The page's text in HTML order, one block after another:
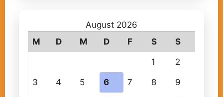
August 2026
M
D M D F S S
1 2
3 4 5 6 7 8 9